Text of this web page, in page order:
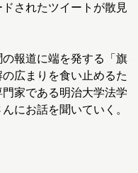
されたツイートが散見
報道に端を発する「旗
広まりを食い止めるた
家である明治大学法学
にお話を聞いていく。